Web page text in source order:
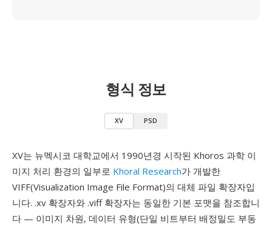
형식 정보
XV PSD
XV는 뉴멕시코 대학교에서 1990년경 시작된 Khoros 과학 이
미지 처리 환경의 일부로 Khoral Research가 개발한
VIFF(Visualization Image File Format)의 대체 파일 확장자입
니다. .xv 확장자와 .viff 확장자는 동일한 기본 포맷을 참조합니
다 — 이미지 차원, 데이터 유형(단일 비트부터 배정밀도 부동